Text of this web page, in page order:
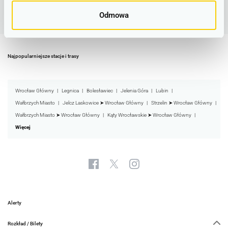
Odmowa
Najpopularniejsze stacje i trasy
Wrocław Główny Legnica Bolesławiec Jelenia Góra Lubin
Wałbrzych Miasto Jelcz Laskowice ➤ Wrocław Główny Strzelin ➤ Wrocław Główny
Wałbrzych Miasto ➤ Wrocław Główny Kąty Wrocławskie ➤ Wrocław Główny
Więcej
Alerty
Rozkład / Bilety